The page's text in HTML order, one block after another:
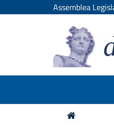
Assemblea